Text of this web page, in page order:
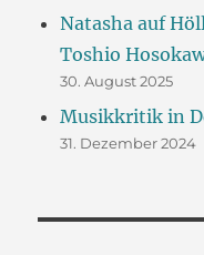
Natasha auf
Toshio
30. August 2025
Musikkritik in
31. Dezember 2024